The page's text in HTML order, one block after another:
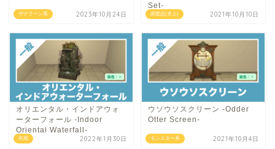
ザナラーン系 2023年10月24日 調度品(卓上)
Set-
2021年10月10日
和風
オリエンタル・インドアウォ
ーターフォール -Indoor
Oriental Waterfall-
2022年1月30日 モンスター系
ウソウソスクリーン -Odder
Otter Screen-
2021年10月4日